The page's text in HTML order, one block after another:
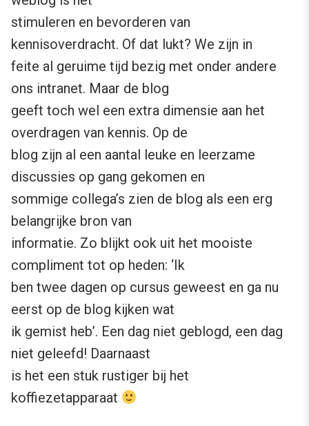
stimuleren en bevorderen van
kennisoverdracht. Of dat lukt? We zijn in
feite al geruime tijd bezig met onder andere
ons intranet. Maar de blog
geeft toch wel een extra dimensie aan het
overdragen van kennis. Op de
blog zijn al een aantal leuke en leerzame
discussies op gang gekomen en
sommige collega’s zien de blog als een erg
belangrijke bron van
informatie. Zo blijkt ook uit het mooiste
compliment tot op heden: ‘Ik
ben twee dagen op cursus geweest en ga nu
eerst op de blog kijken wat
ik gemist heb’. Een dag niet geblogd, een dag
niet geleefd! Daarnaast
is het een stuk rustiger bij het
koffiezetapparaat